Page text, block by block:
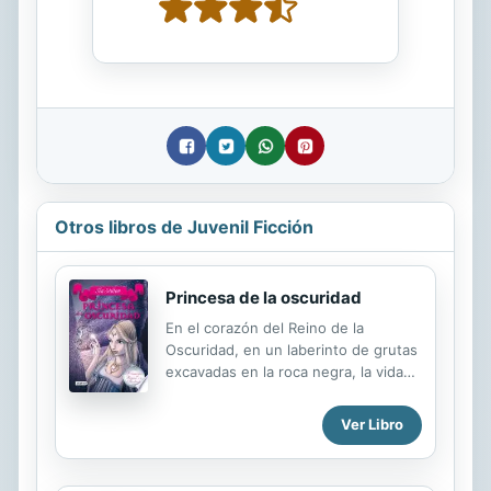
Otros libros de Juvenil Ficción
Princesa de la oscuridad
En el corazón del Reino de la
Oscuridad, en un laberinto de grutas
excavadas en la roca negra, la vida
aparentemente tranquila. Pero la
calma que envuelve el palacio de
Tierranegra se ve amenazada por los
inquietantes planes de quien desea
Ver Libro